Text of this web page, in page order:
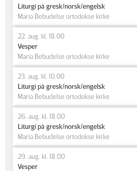
Liturgi på gresk/norsk/engelsk
Maria Bebudelse ortodokse kirke
22. aug. kl. 18.00
Vesper
Maria Bebudelse ortodokse kirke
23. aug. kl. 10.00
Liturgi på gresk/norsk/engelsk
Maria Bebudelse ortodokse kirke
26. aug. kl. 18.00
Liturgi på gresk/norsk/engelsk
Maria Bebudelse ortodokse kirke
29. aug. kl. 18.00
Vesper